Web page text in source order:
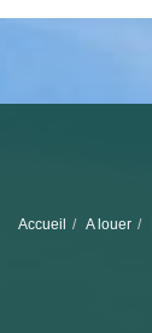
Accueil A louer